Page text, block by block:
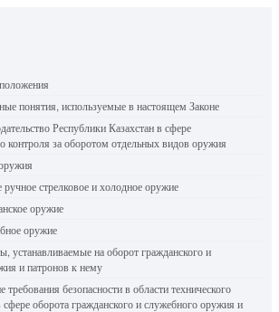
понятия, используемые в настоящем Законе
Республики Казахстан в сфере
контроля за оборотом отдельных видов оружия
ручное стрелковое и холодное оружие
оружие
оружие
устанавливаемые на оборот гражданского и
и патронов к нему
безопасности в области технического
сфере оборота гражданского и служебного оружия и